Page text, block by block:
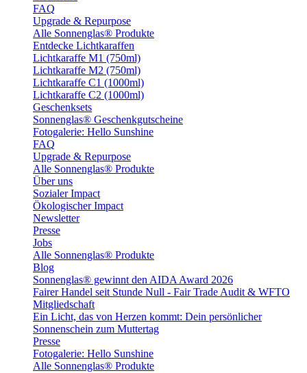
FAQ
Upgrade & Repurpose
Alle Sonnenglas® Produkte
Entdecke Lichtkaraffen
Lichtkaraffe M1 (750ml)
Lichtkaraffe M2 (750ml)
Lichtkaraffe C1 (1000ml)
Lichtkaraffe C2 (1000ml)
Geschenksets
Sonnenglas® Geschenkgutscheine
Fotogalerie: Hello Sunshine
FAQ
Upgrade & Repurpose
Alle Sonnenglas® Produkte
Über uns
Sozialer Impact
Ökologischer Impact
Newsletter
Presse
Jobs
Alle Sonnenglas® Produkte
Blog
Sonnenglas® gewinnt den AIDA Award 2026
Fairer Handel seit Stunde Null - Fair Trade Audit & WFTO
Mitgliedschaft
Ein Licht, das von Herzen kommt: Dein persönlicher
Sonnenschein zum Muttertag
Presse
Fotogalerie: Hello Sunshine
Alle Sonnenglas® Produkte